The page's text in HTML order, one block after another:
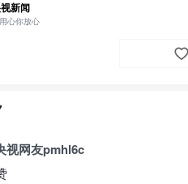
：央视网
新闻
心你放心
视网友pmhl6c